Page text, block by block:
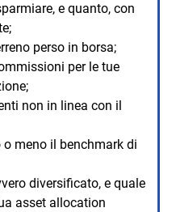
e quanto, con
perso in borsa;
per le tue
non in linea con il
meno il benchmark di
diversificato, e quale
asset allocation